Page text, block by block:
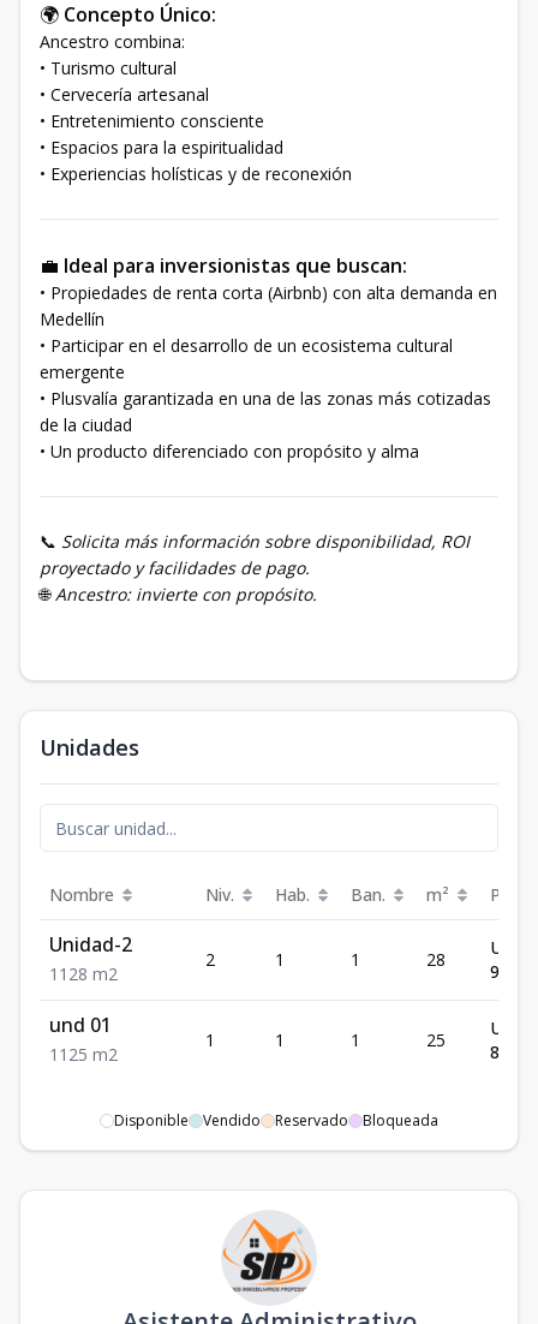
🌍 Concepto Único:
Ancestro combina:
• Turismo cultural
• Cervecería artesanal
• Entretenimiento consciente
• Espacios para la espiritualidad
• Experiencias holísticas y de reconexión
💼 Ideal para inversionistas que buscan:
• Propiedades de renta corta (Airbnb) con alta demanda en
Medellín
• Participar en el desarrollo de un ecosistema cultural
emergente
• Plusvalía garantizada en una de las zonas más cotizadas
de la ciudad
• Un producto diferenciado con propósito y alma
📞 Solicita más información sobre disponibilidad, ROI
proyectado y facilidades de pago.
🌐Ancestro: invierte con propósito.
Unidades
Nombre Niv. Hab. Ban. m² Precio
Unidad-2
1 1 28 m2
2 1 1 28
US$
und 01
1 1 25 m2
1 1 1 25
US$
Disponible Vendido Reservado Bloqueada